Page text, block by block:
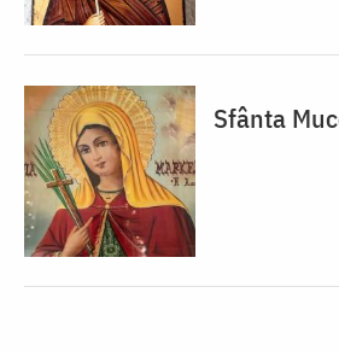
Sfânta